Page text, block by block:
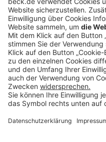
BECK Stellenmarkt